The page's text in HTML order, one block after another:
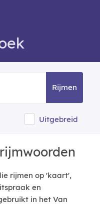
Rijmen
Uitgebreid
rijmen op 'kaart',
en
in het Van